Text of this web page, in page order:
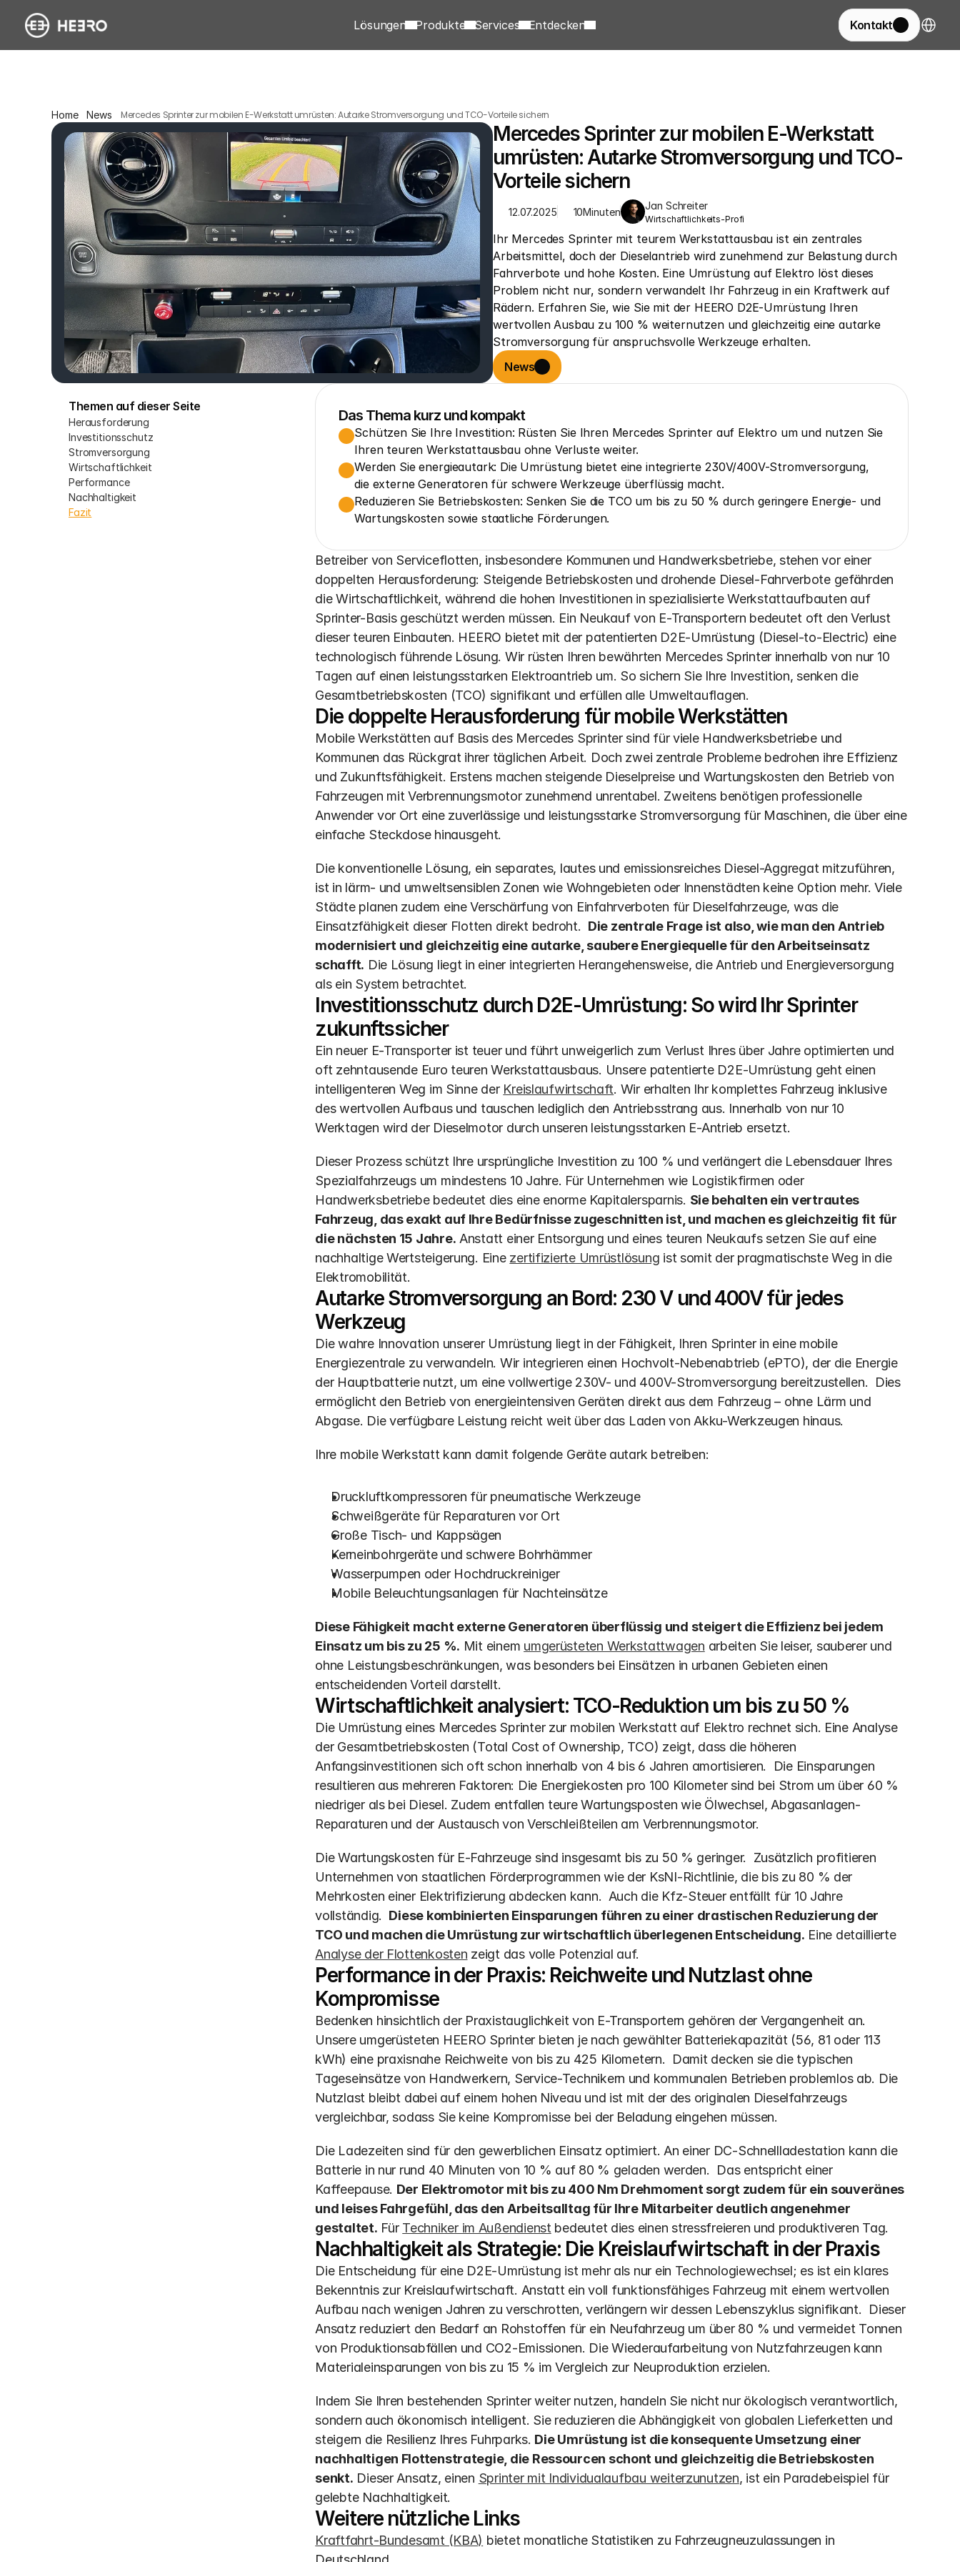
Lösungen Produkte Services Entdecken Kontakt Select
Home News Mercedes Sprinter zur mobilen E-Werkstatt umrüsten: Autarke Stromversorgung und TCO-Vorteile sichern
Mercedes Sprinter zur mobilen E-Werkstatt
umrüsten: Autarke Stromversorgung und TCO-
Vorteile sichern
12.07.2025 10Minuten
Jan Schreiter
Wirtschaftlichkeits-Profi
Ihr Mercedes Sprinter mit teurem Werkstattausbau ist ein zentrales
Arbeitsmittel, doch der Dieselantrieb wird zunehmend zur Belastung durch
Fahrverbote und hohe Kosten. Eine Umrüstung auf Elektro löst dieses
Problem nicht nur, sondern verwandelt Ihr Fahrzeug in ein Kraftwerk auf
Rädern. Erfahren Sie, wie Sie mit der HEERO D2E-Umrüstung Ihren
wertvollen Ausbau zu 100 % weiternutzen und gleichzeitig eine autarke
Stromversorgung für anspruchsvolle Werkzeuge erhalten.
News
Themen auf dieser Seite
Herausforderung
Investitionsschutz
Stromversorgung
Wirtschaftlichkeit
Performance
Nachhaltigkeit
Fazit
Das Thema kurz und kompakt
Schützen Sie Ihre Investition: Rüsten Sie Ihren Mercedes Sprinter auf Elektro um und nutzen Sie
Ihren teuren Werkstattausbau ohne Verluste weiter.
Werden Sie energieautark: Die Umrüstung bietet eine integrierte 230V/400V-Stromversorgung,
die externe Generatoren für schwere Werkzeuge überflüssig macht.
Reduzieren Sie Betriebskosten: Senken Sie die TCO um bis zu 50 % durch geringere Energie- und
Wartungskosten sowie staatliche Förderungen.
Betreiber von Serviceflotten, insbesondere Kommunen und Handwerksbetriebe, stehen vor einer
doppelten Herausforderung: Steigende Betriebskosten und drohende Diesel-Fahrverbote gefährden
die Wirtschaftlichkeit, während die hohen Investitionen in spezialisierte Werkstattaufbauten auf
Sprinter-Basis geschützt werden müssen. Ein Neukauf von E-Transportern bedeutet oft den Verlust
dieser teuren Einbauten. HEERO bietet mit der patentierten D2E-Umrüstung (Diesel-to-Electric) eine
technologisch führende Lösung. Wir rüsten Ihren bewährten Mercedes Sprinter innerhalb von nur 10
Tagen auf einen leistungsstarken Elektroantrieb um. So sichern Sie Ihre Investition, senken die
Gesamtbetriebskosten (TCO) signifikant und erfüllen alle Umweltauflagen.
Die doppelte Herausforderung für mobile Werkstätten
Mobile Werkstätten auf Basis des Mercedes Sprinter sind für viele Handwerksbetriebe und
Kommunen das Rückgrat ihrer täglichen Arbeit. Doch zwei zentrale Probleme bedrohen ihre Effizienz
und Zukunftsfähigkeit. Erstens machen steigende Dieselpreise und Wartungskosten den Betrieb von
Fahrzeugen mit Verbrennungsmotor zunehmend unrentabel. Zweitens benötigen professionelle
Anwender vor Ort eine zuverlässige und leistungsstarke Stromversorgung für Maschinen, die über eine
einfache Steckdose hinausgeht.
Die konventionelle Lösung, ein separates, lautes und emissionsreiches Diesel-Aggregat mitzuführen,
ist in lärm- und umweltsensiblen Zonen wie Wohngebieten oder Innenstädten keine Option mehr. Viele
Städte planen zudem eine Verschärfung von Einfahrverboten für Dieselfahrzeuge, was die
Einsatzfähigkeit dieser Flotten direkt bedroht. Die zentrale Frage ist also, wie man den Antrieb
modernisiert und gleichzeitig eine autarke, saubere Energiequelle für den Arbeitseinsatz
schafft. Die Lösung liegt in einer integrierten Herangehensweise, die Antrieb und Energieversorgung
als ein System betrachtet.
Investitionsschutz durch D2E-Umrüstung: So wird Ihr Sprinter
zukunftssicher
Ein neuer E-Transporter ist teuer und führt unweigerlich zum Verlust Ihres über Jahre optimierten und
oft zehntausende Euro teuren Werkstattausbaus. Unsere patentierte D2E-Umrüstung geht einen
intelligenteren Weg im Sinne der Kreislaufwirtschaft. Wir erhalten Ihr komplettes Fahrzeug inklusive
des wertvollen Aufbaus und tauschen lediglich den Antriebsstrang aus. Innerhalb von nur 10
Werktagen wird der Dieselmotor durch unseren leistungsstarken E-Antrieb ersetzt.
Dieser Prozess schützt Ihre ursprüngliche Investition zu 100 % und verlängert die Lebensdauer Ihres
Spezialfahrzeugs um mindestens 10 Jahre. Für Unternehmen wie Logistikfirmen oder
Handwerksbetriebe bedeutet dies eine enorme Kapitalersparnis. Sie behalten ein vertrautes
Fahrzeug, das exakt auf Ihre Bedürfnisse zugeschnitten ist, und machen es gleichzeitig fit für
die nächsten 15 Jahre. Anstatt einer Entsorgung und eines teuren Neukaufs setzen Sie auf eine
nachhaltige Wertsteigerung. Eine zertifizierte Umrüstlösung ist somit der pragmatischste Weg in die
Elektromobilität.
Autarke Stromversorgung an Bord: 230 V und 400V für jedes
Werkzeug
Die wahre Innovation unserer Umrüstung liegt in der Fähigkeit, Ihren Sprinter in eine mobile
Energiezentrale zu verwandeln. Wir integrieren einen Hochvolt-Nebenabtrieb (ePTO), der die Energie
der Hauptbatterie nutzt, um eine vollwertige 230V- und 400V-Stromversorgung bereitzustellen.  Dies
ermöglicht den Betrieb von energieintensiven Geräten direkt aus dem Fahrzeug – ohne Lärm und
Abgase. Die verfügbare Leistung reicht weit über das Laden von Akku-Werkzeugen hinaus.
Ihre mobile Werkstatt kann damit folgende Geräte autark betreiben:
Druckluftkompressoren für pneumatische Werkzeuge
Schweißgeräte für Reparaturen vor Ort
Große Tisch- und Kappsägen
Kerneinbohrgeräte und schwere Bohrhämmer
Wasserpumpen oder Hochdruckreiniger
Mobile Beleuchtungsanlagen für Nachteinsätze
Diese Fähigkeit macht externe Generatoren überflüssig und steigert die Effizienz bei jedem
Einsatz um bis zu 25 %. Mit einem umgerüsteten Werkstattwagen arbeiten Sie leiser, sauberer und
ohne Leistungsbeschränkungen, was besonders bei Einsätzen in urbanen Gebieten einen
entscheidenden Vorteil darstellt.
Wirtschaftlichkeit analysiert: TCO-Reduktion um bis zu 50 %
Die Umrüstung eines Mercedes Sprinter zur mobilen Werkstatt auf Elektro rechnet sich. Eine Analyse
der Gesamtbetriebskosten (Total Cost of Ownership, TCO) zeigt, dass die höheren
Anfangsinvestitionen sich oft schon innerhalb von 4 bis 6 Jahren amortisieren.  Die Einsparungen
resultieren aus mehreren Faktoren: Die Energiekosten pro 100 Kilometer sind bei Strom um über 60 %
niedriger als bei Diesel. Zudem entfallen teure Wartungsposten wie Ölwechsel, Abgasanlagen-
Reparaturen und der Austausch von Verschleißteilen am Verbrennungsmotor.
Die Wartungskosten für E-Fahrzeuge sind insgesamt bis zu 50 % geringer.  Zusätzlich profitieren
Unternehmen von staatlichen Förderprogrammen wie der KsNI-Richtlinie, die bis zu 80 % der
Mehrkosten einer Elektrifizierung abdecken kann.  Auch die Kfz-Steuer entfällt für 10 Jahre
vollständig. Diese kombinierten Einsparungen führen zu einer drastischen Reduzierung der
TCO und machen die Umrüstung zur wirtschaftlich überlegenen Entscheidung.
Eine detaillierte
Analyse der Flottenkosten zeigt das volle Potenzial auf.
Performance in der Praxis: Reichweite und Nutzlast ohne
Kompromisse
Bedenken hinsichtlich der Praxistauglichkeit von E-Transportern gehören der Vergangenheit an.
Unsere umgerüsteten HEERO Sprinter bieten je nach gewählter Batteriekapazität (56, 81 oder 113
kWh) eine praxisnahe Reichweite von bis zu 425 Kilometern.  Damit decken sie die typischen
Tageseinsätze von Handwerkern, Service-Technikern und kommunalen Betrieben problemlos ab. Die
Nutzlast bleibt dabei auf einem hohen Niveau und ist mit der des originalen Dieselfahrzeugs
vergleichbar, sodass Sie keine Kompromisse bei der Beladung eingehen müssen.
Die Ladezeiten sind für den gewerblichen Einsatz optimiert. An einer DC-Schnellladestation kann die
Batterie in nur rund 40 Minuten von 10 % auf 80 % geladen werden.  Das entspricht einer
Kaffeepause. Der Elektromotor mit bis zu 400 Nm Drehmoment sorgt zudem für ein souveränes
und leises Fahrgefühl, das den Arbeitsalltag für Ihre Mitarbeiter deutlich angenehmer
gestaltet. Für Techniker im Außendienst bedeutet dies einen stressfreieren und produktiveren Tag.
Nachhaltigkeit als Strategie: Die Kreislaufwirtschaft in der Praxis
Die Entscheidung für eine D2E-Umrüstung ist mehr als nur ein Technologiewechsel; es ist ein klares
Bekenntnis zur Kreislaufwirtschaft. Anstatt ein voll funktionsfähiges Fahrzeug mit einem wertvollen
Aufbau nach wenigen Jahren zu verschrotten, verlängern wir dessen Lebenszyklus signifikant.  Dieser
Ansatz reduziert den Bedarf an Rohstoffen für ein Neufahrzeug um über 80 % und vermeidet Tonnen
von Produktionsabfällen und CO2-Emissionen. Die Wiederaufarbeitung von Nutzfahrzeugen kann
Materialeinsparungen von bis zu 15 % im Vergleich zur Neuproduktion erzielen.
Indem Sie Ihren bestehenden Sprinter weiter nutzen, handeln Sie nicht nur ökologisch verantwortlich,
sondern auch ökonomisch intelligent. Sie reduzieren die Abhängigkeit von globalen Lieferketten und
steigern die Resilienz Ihres Fuhrparks. Die Umrüstung ist die konsequente Umsetzung einer
nachhaltigen Flottenstrategie, die Ressourcen schont und gleichzeitig die Betriebskosten
senkt. Dieser Ansatz, einen Sprinter mit Individualaufbau weiterzunutzen, ist ein Paradebeispiel für
gelebte Nachhaltigkeit.
Weitere nützliche Links
Kraftfahrt-Bundesamt (KBA) bietet monatliche Statistiken zu Fahrzeugneuzulassungen in